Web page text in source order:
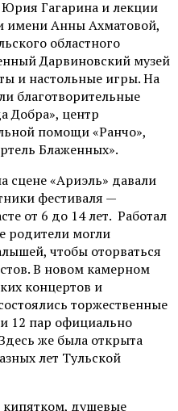
Гагарина и лекции
имени Анны Ахматовой,
областного
Дарвиновский музей
и настольные игры. На
благотворительные
Добра», центр
помощи «Ранчо»,
Блаженных».
сцене«Ариэль» давали
фестиваля —
от 6 до 14 лет. Работал
родители могли
чтобы оторваться
В новом камерном
концертов и
торжественные
12 пар официально
же была открыта
лет Тульской
кипятком, душевые